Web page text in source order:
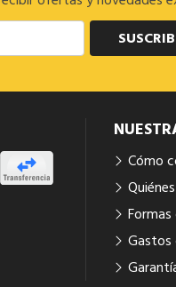
Cómo
Gastos